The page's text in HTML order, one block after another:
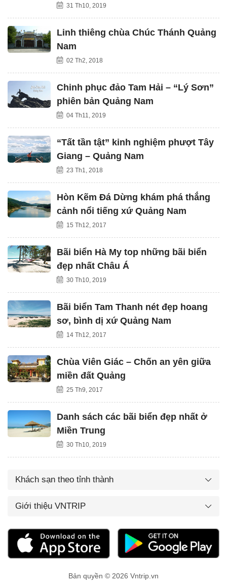
31 Th10, 2019
Linh thiêng chùa Chúc Thánh Quảng
Nam
02 Th2, 2018
Chinh phục đảo Tam Hải – “Lý Sơn”
phiên bản Quảng Nam
04 Th11, 2019
“Tất tần tật” kinh nghiệm phượt Tây
Giang – Quảng Nam
23 Th1, 2018
Hòn Kẽm Đá Dừng khám phá thắng
cảnh nổi tiếng xứ Quảng Nam
15 Th12, 2017
Bãi biển Hà My top những bãi biển
đẹp nhất Châu Á
30 Th10, 2019
Bãi biển Tam Thanh nét đẹp hoang
sơ, bình dị xứ Quảng Nam
14 Th12, 2017
Chùa Viên Giác – Chốn an yên giữa
miền đất Quảng
25 Th9, 2017
Danh sách các bãi biển đẹp nhất ở
Miền Trung
30 Th10, 2019
Khách sạn theo tỉnh thành
Giới thiệu VNTRIP
Bản quyền © 2026 Vntrip.vn